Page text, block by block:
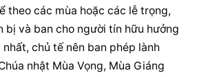
theo các mùa hoặc các lễ trọng,
bị và ban cho người tín hữu hưởng
chủ tế nên ban phép lành
nhật Mùa Vọng, Mùa Giáng